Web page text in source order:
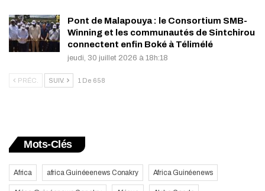
Pont de Malapouya : le Consortium SMB-
Winning et les communautés de Sintchirou
connectent enfin Boké à Télimélé
jeudi, 30 juillet 2026 à 18h:18
PRÉC. SUIV. 1 De 658
Mots-Clés
Africa africa Guinéeenews Conakry Africa Guinéenews